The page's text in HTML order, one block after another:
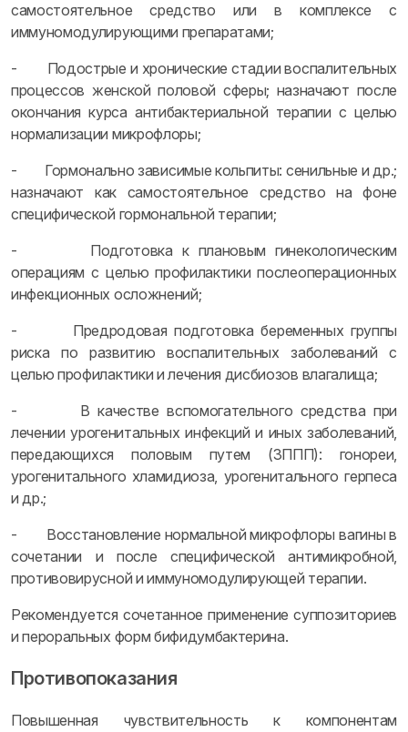
самостоятельное средство или в комплексе с
иммуномодулирующими препаратами;
- Подострые и хронические стадии воспалительных
процессов женской половой сферы; назначают после
окончания курса антибактериальной терапии с целью
нормализации микрофлоры;
- Гормонально зависимые кольпиты: сенильные и др.;
назначают как самостоятельное средство на фоне
специфической гормональной терапии;
- Подготовка к плановым гинекологическим
операциям с целью профилактики послеоперационных
инфекционных осложнений;
- Предродовая подготовка беременных группы
риска по развитию воспалительных заболеваний с
целью профилактики и лечения дисбиозов влагалища;
- В качестве вспомогательного средства при
лечении урогенитальных инфекций и иных заболеваний,
передающихся половым путем (ЗППП): гонореи,
урогенитального хламидиоза, урогенитального герпеса
и др.;
- Восстановление нормальной микрофлоры вагины в
сочетании и после специфической антимикробной,
противовирусной и иммуномодулирующей терапии.
Рекомендуется сочетанное применение суппозиториев
и пероральных форм бифидумбактерина.
Противопоказания
Повышенная чувствительность к компонентам